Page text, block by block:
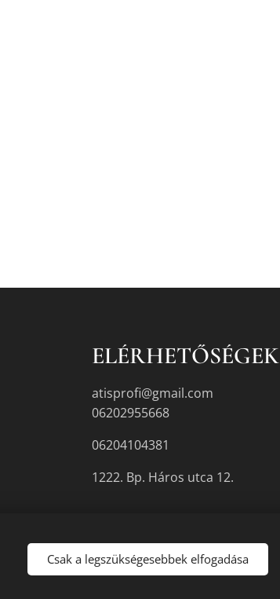
ELÉRHETŐSÉGEK
atisprofi@gmail.com
06202955668
06204104381
1222. Bp. Háros utca 12.
elérhetőségek egyikén. Sütik
Csak a legszükségesebbek elfogadása